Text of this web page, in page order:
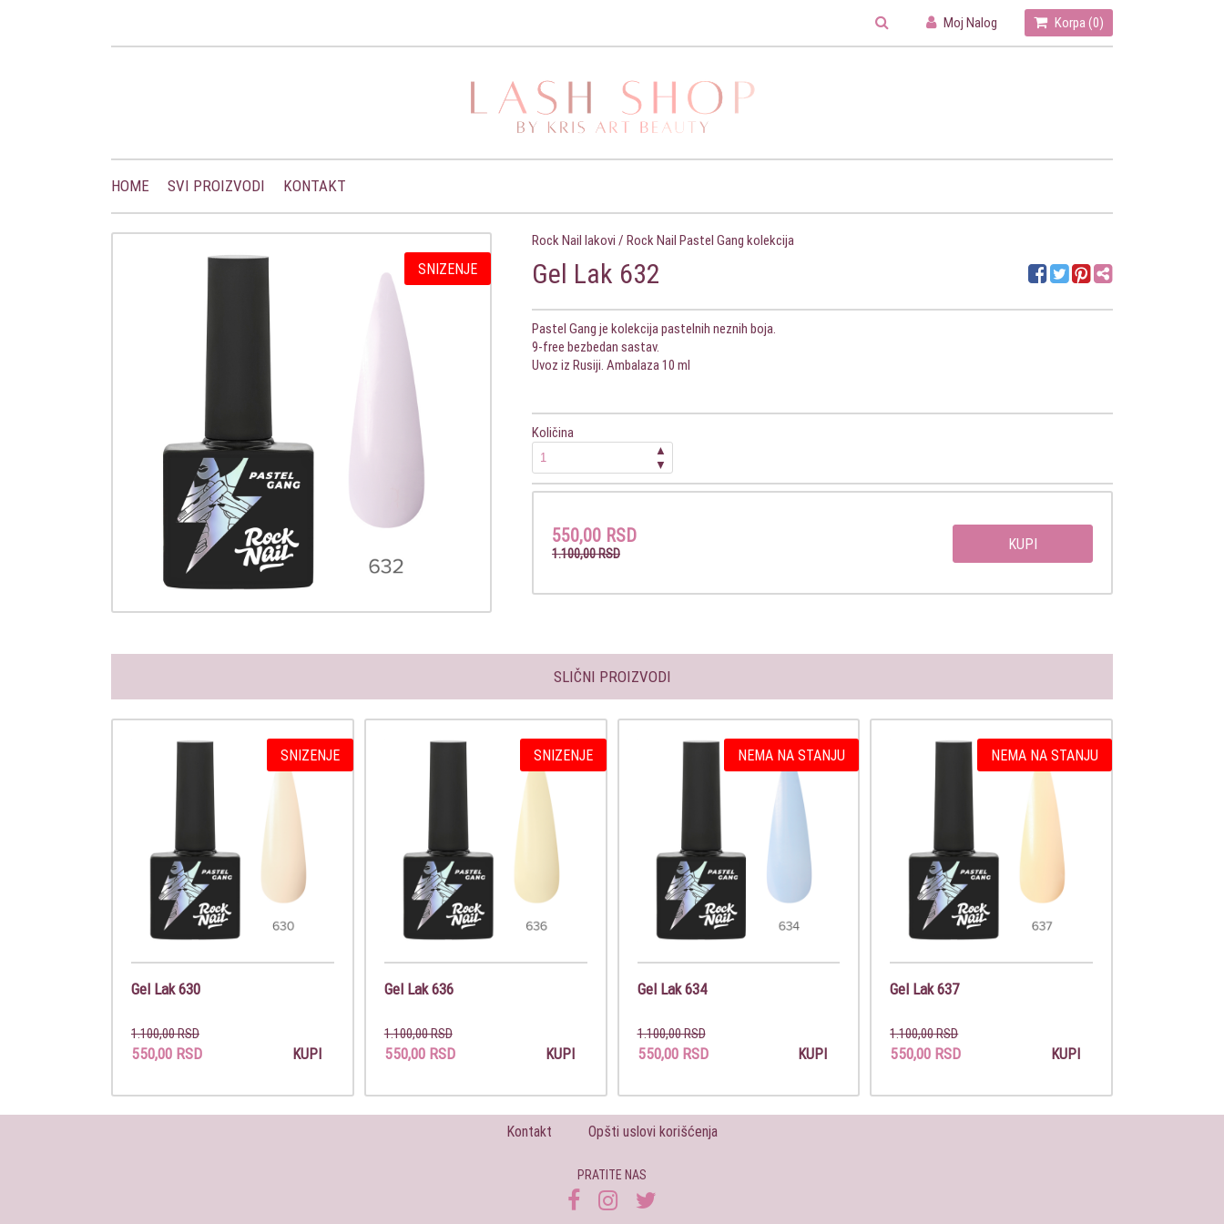
Moj Nalog Korpa (0)
HOME SVI PROIZVODI KONTAKT
SNIZENJE
Rock Nail lakovi / Rock Nail Pastel Gang kolekcija
Gel Lak 632
Pastel Gang je kolekcija pastelnih neznih boja.
9-free bezbedan sastav.
Uvoz iz Rusiji. Ambalaza 10 ml
Količina
▲
▼
550,00 RSD
1.100,00 RSD
KUPI
SLIČNI PROIZVODI
SNIZENJE
Gel Lak 630
1.100,00 RSD
550,00 RSD KUPI
SNIZENJE
Gel Lak 636
1.100,00 RSD
550,00 RSD KUPI
NEMA NA STANJU
Gel Lak 634
1.100,00 RSD
550,00 RSD KUPI
NEMA NA STANJU
Gel Lak 637
1.100,00 RSD
550,00 RSD KUPI
Kontakt Opšti uslovi korišćenja
PRATITE NAS